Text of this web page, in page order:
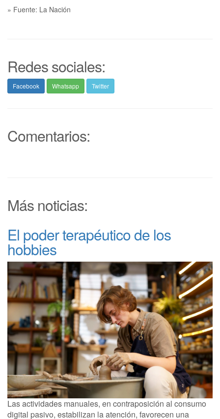
» Fuente: La Nación
Redes sociales:
Facebook Whatsapp Twitter
Comentarios:
Más noticias:
El poder terapéutico de los
hobbies
Las actividades manuales, en contraposición al consumo
digital pasivo, estabilizan la atención, favorecen una